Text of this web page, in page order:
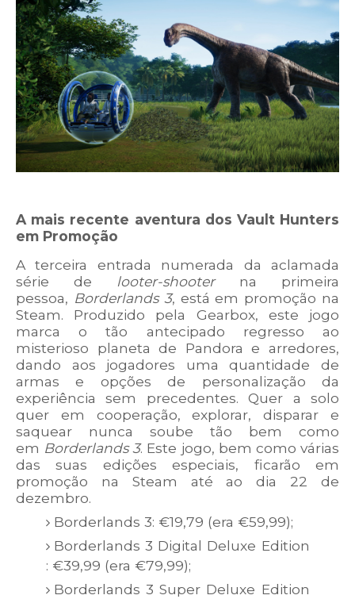
A mais recente aventura dos Vault Hunters
em Promoção
A terceira entrada numerada da aclamada
série de looter-shooterna primeira
pessoa, Borderlands 3, está em promoção na
Steam. Produzido pela Gearbox, este jogo
marca o tão antecipado regresso ao
misterioso planeta de Pandora e arredores,
dando aos jogadores uma quantidade de
armas e opções de personalização da
experiência sem precedentes. Quer a solo
quer em cooperação, explorar, disparar e
saquear nunca soube tão bem como
em Borderlands 3. Este jogo, bem como várias
das suas edições especiais, ficarão em
promoção na Steam até ao dia 22 de
dezembro.
Borderlands 3: €19,79 (era €59,99);
Borderlands 3 Digital Deluxe Edition
: €39,99 (era €79,99);
Borderlands 3 Super Deluxe Edition